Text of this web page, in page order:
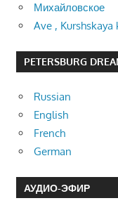
Михайловское
Ave , Kurshskaya
PETERSBURG
Russian
English
French
German
АУДИО-ЭФИР